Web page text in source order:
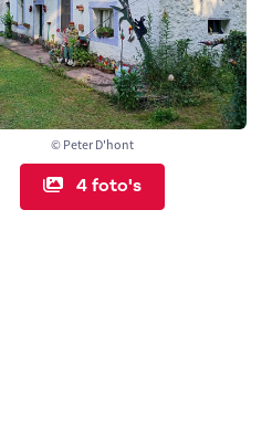
© Peter D'hont
4 foto's